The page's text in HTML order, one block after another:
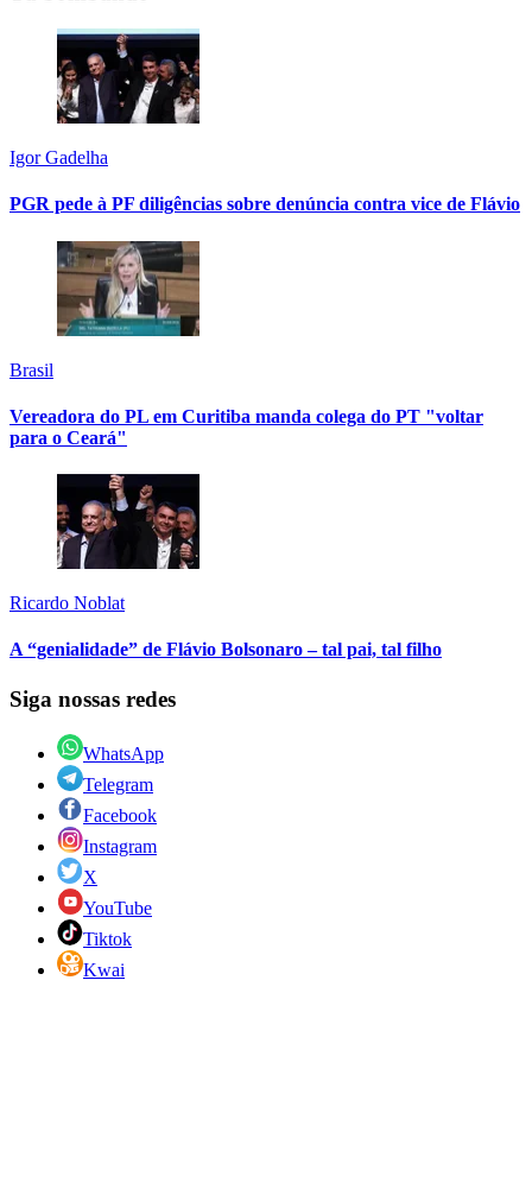
Igor Gadelha
PGR pede à PF diligências sobre denúncia contra vice de Flávio
Brasil
Vereadora do PL em Curitiba manda colega do PT "voltar
para o Ceará"
Ricardo Noblat
A “genialidade” de Flávio Bolsonaro – tal pai, tal filho
Siga nossas redes
WhatsApp
Telegram
Facebook
Instagram
X
YouTube
Tiktok
Kwai